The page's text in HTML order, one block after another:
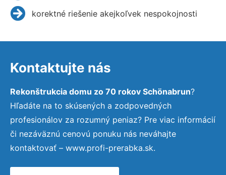
korektné riešenie akejkoľvek nespokojnosti
Kontaktujte nás
Rekonštrukcia domu zo 70 rokov Schönabrun?
Hľadáte na to skúsených a zodpovedných
profesionálov za rozumný peniaz? Pre viac informácií
či nezáväznú cenovú ponuku nás neváhajte
kontaktovať – www.profi-prerabka.sk.